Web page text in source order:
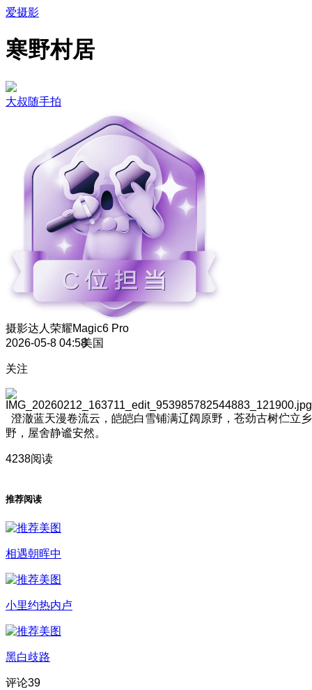
爱摄影
寒野村居
大叔随手拍
摄影达人 荣耀Magic6 Pro
2026-05-8 04:58美国
关注
澄澈蓝天漫卷流云，皑皑白雪铺满辽阔原野，苍劲古树伫立乡
野，屋舍静谧安然。
4238阅读
推荐阅读
相遇朝晖中
小里约热内卢
黑白歧路
评论39